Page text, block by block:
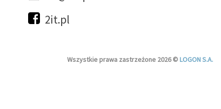
2it.pl
Wszystkie prawa zastrzeżone 2026 ©LOGON S.A.